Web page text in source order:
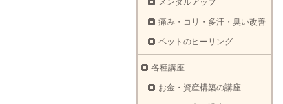
メンタルアップ
痛み・コリ・多汗・臭い改善
ペットのヒーリング
各種講座
お金・資産構築の講座